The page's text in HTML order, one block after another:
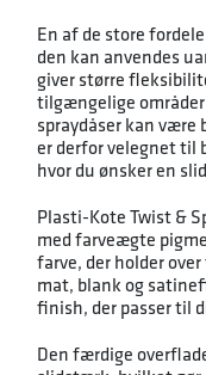
En af de store
den kan anvendes
giver større
tilgængelige
spraydåser kan være
er derfor velegnet til
hvor du ønsker en
Plasti-Kote Twist &
med farveægte
farve, der holder
mat, blank og
finish, der passer til
Den færdige